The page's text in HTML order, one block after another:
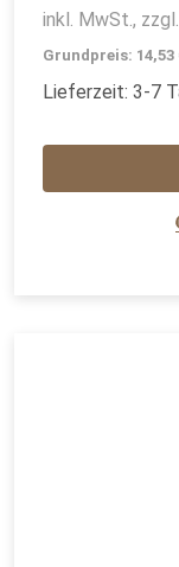
inkl. MwSt., zzgl.
Grundpreis:
Lieferzeit: 3-7